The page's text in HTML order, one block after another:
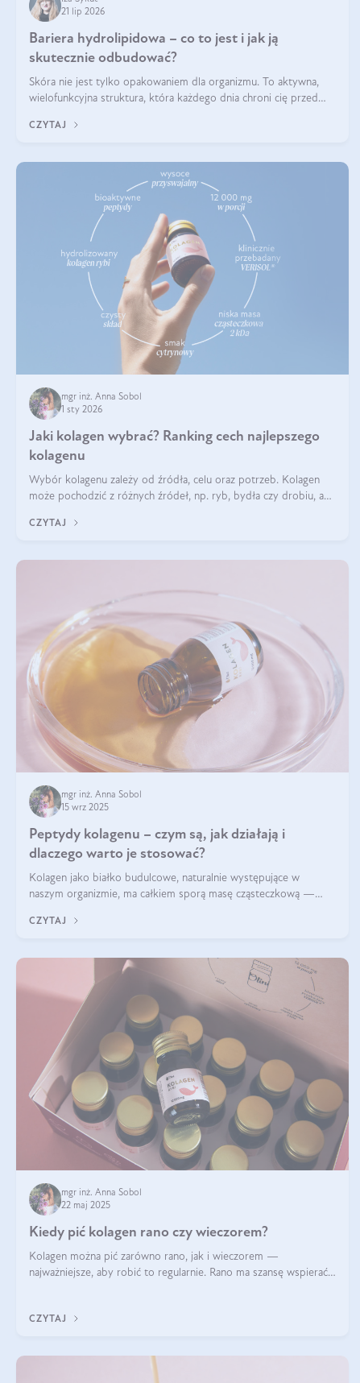
21 lip 2026
Bariera hydrolipidowa – co to jest i jak ją
skutecznie odbudować?
Skóra nie jest tylko opakowaniem dla organizmu. To aktywna,
wielofunkcyjna struktura, która każdego dnia chroni cię przed
środowiskowymi. Jednym z jej kluczowych elementów jest
CZYTAJ
mgr inż. Anna Sobol
1 sty 2026
Jaki kolagen wybrać? Ranking cech najlepszego
kolagenu
Wybór kolagenu zależy od źródła, celu oraz potrzeb. Kolagen
może pochodzić z różnych źródeł, np. ryb, bydła czy drobiu, a
sprawdza się kolagen rybi, a dla wspierania stawów — kolagen
CZYTAJ
mgr inż. Anna Sobol
15 wrz 2025
Peptydy kolagenu – czym są, jak działają i
dlaczego warto je stosować?
Kolagen jako białko budulcowe, naturalnie występujące w
naszym organizmie, ma całkiem sporą masę cząsteczkową —
formie, byłby trudno strawialny. Aby był lepiej przyswajalny i
CZYTAJ
mgr inż. Anna Sobol
22 maj 2025
Kiedy pić kolagen rano czy wieczorem?
Kolagen można pić zarówno rano, jak i wieczorem —
najważniejsze, aby robić to regularnie. Rano ma szansę wspierać
CZYTAJ